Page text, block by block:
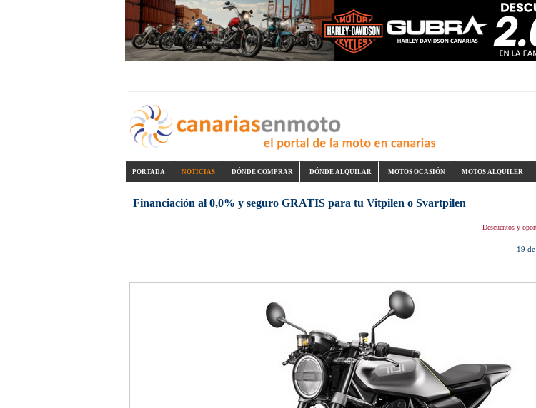
PORTADA NOTICIAS DÓNDE COMPRAR DÓNDE ALQUILAR MOTOS OCASIÓN MOTOS ALQUILER
Financiación al 0,0% y seguro GRATIS para tu Vitpilen o Svartpilen
Descuentos y
19